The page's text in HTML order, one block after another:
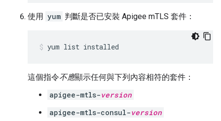
使用 yum 判斷是否已安裝 Apigee mTLS 套件：
yum list installed
這個指令不應顯示任何與下列內容相符的套件：
apigee-mtls-version
apigee-mtls-consul-version